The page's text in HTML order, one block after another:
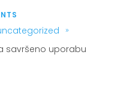
9
savršeno uporabu